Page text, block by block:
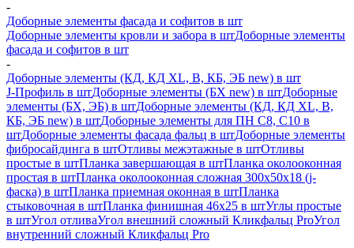
-
Доборные элементы фасада и софитов в шт
Доборные элементы кровли и забора в штДоборные элементы
фасада и софитов в шт
-
Доборные элементы (КД, КД XL, В, КБ, ЭБ new) в шт
J-Профиль в штДоборные элементы (БХ new) в штДоборные
элементы (БХ, ЭБ) в штДоборные элементы (КД, КД XL, В,
КБ, ЭБ new) в штДоборные элементы для ПН С8, С10 в
штДоборные элементы фасада фальц в штДоборные элементы
фибросайдинга в штОтливы межэтажные в штОтливы
простые в штПланка завершающая в штПланка околооконная
простая в штПланка околооконная сложная 300х50х18 (j-
фаска) в штПланка приемная оконная в штПланка
стыковочная в штПланка финишная 46х25 в штУглы простые
в штУгол отливаУгол внешний сложный Кликфальц ProУгол
внутренний сложный Кликфальц Pro